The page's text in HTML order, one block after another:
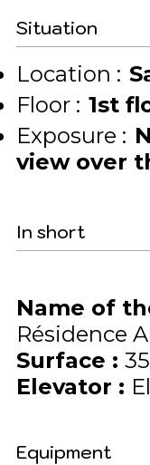
Situation
Location :
Floor : 1st
Exposure :
view over
In short
Name of
Résidence
Surface : 35
Elevator :
Equipment